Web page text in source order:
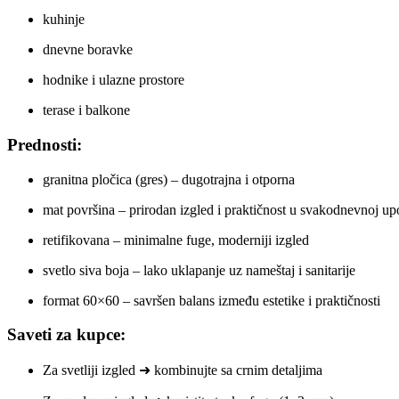
kuhinje
dnevne boravke
hodnike i ulazne prostore
terase i balkone
Prednosti:
granitna pločica (gres) – dugotrajna i otporna
mat površina – prirodan izgled i praktičnost u svakodnevnoj
retifikovana – minimalne fuge, moderniji izgled
svetlo siva boja – lako uklapanje uz nameštaj i sanitarije
format 60×60 – savršen balans između estetike i praktičnosti
Saveti za kupce:
Za svetliji izgled ➜ kombinujte sa crnim detaljima